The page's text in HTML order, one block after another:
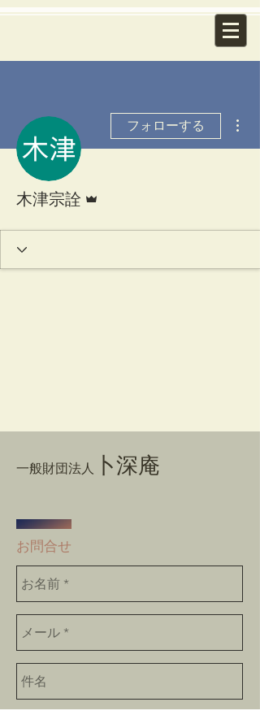
フォローする
木津宗詮
一般財団法人 卜深庵
​お問合せ